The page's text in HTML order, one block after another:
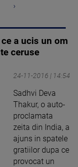
›
a ucis un om
ceruse
24-11-2016 | 14:54
Sadhvi Deva
Thakur, o auto-
proclamata
zeita din India, a
ajuns in spatele
gratiilor dupa ce
provocat un